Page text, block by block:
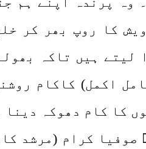
کا روپ بھر کر
لیتے ہیں تاکہ
اکمل) کاکام
کا کام دھوکہ دینا
کرام (مرشد